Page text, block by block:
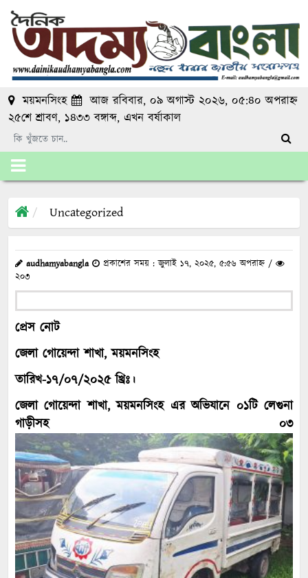
ময়মনসিংহ
আজ রবিবার, ০৯ অগাস্ট ২০২৬, ০৫:৪০ অপরাহ্ন
২৫শে শ্রাবণ, ১৪৩৩ বঙ্গাব্দ, এখনবর্ষাকাল
Uncategorized
audhamyabangla
প্রকাশের সময় : জুলাই ১৭, ২০২৫, ৫:৫৬ অপরাহ্ন /
২০৩
প্রেস নোট
জেলা গোয়েন্দা শাখা, ময়মনসিংহ
তারিখ-১৭/০৭/২০২৫ খ্রিঃ।
জেলা গোয়েন্দা শাখা, ময়মনসিংহ এর অভিযানে ০১টি লেগুনা
গাড়ীসহ ০৩